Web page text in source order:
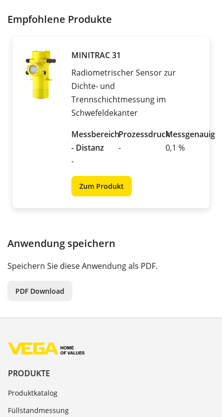
Empfohlene Produkte
MINITRAC 31
Radiometrischer Sensor zur
Dichte- und
Trennschichtmessung im
Schwefeldekanter
Messbereich
- Distanz
-
Prozessdruck
-
0,1 %
Zum Produkt
Anwendung speichern
Speichern Sie diese Anwendung als PDF.
PDF Download
PRODUKTE
Produktkatalog
Füllstandmessung